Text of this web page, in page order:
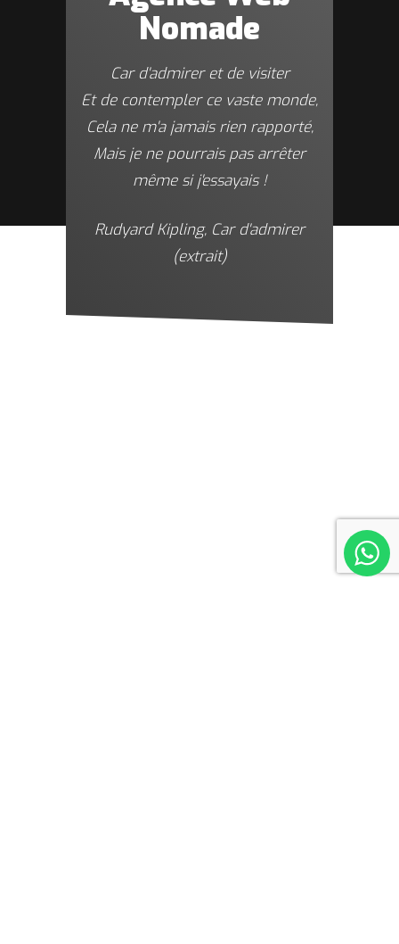
Nomade
Car d'admirer et de visiter
Et de contempler ce vaste monde,
Cela ne m'a jamais rien rapporté,
Mais je ne pourrais pas arrêter
même si j'essayais !
Rudyard Kipling, Car d'admirer
(extrait)